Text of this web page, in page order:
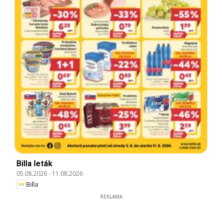
Billa leták
05.08.2026- 11.08.2026
Billa
REKLAMA